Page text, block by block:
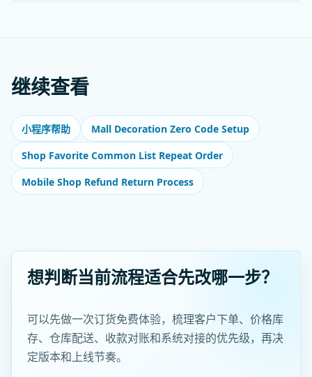
继续查看
小程序帮助
Mall Decoration Zero Code Setup
Shop Favorite Common List Repeat Order
Mobile Shop Refund Return Process
想判断当前流程适合先改哪一步？
可以先做一次订货免费体验，梳理客户下单、价格库
存、仓库配送、收款对账和系统对接的优先级，再决
定版本和上线节奏。